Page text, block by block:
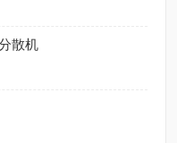
散机